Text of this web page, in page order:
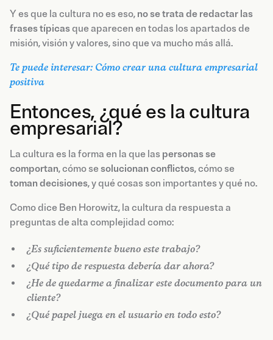
Y es que la cultura no es eso, no se trata de redactar las
frases típicasque aparecen en todas los apartados de
misión, visión y valores, sino que va mucho más allá.
Te puede interesar: Cómo crear una cultura empresarial
positiva
Entonces, ¿qué es la cultura
empresarial?
La cultura es la forma en la que las personasse
comportan, cómo sesolucionan conflictos, cómo se
toman decisiones, y qué cosas son importantes y qué no.
Como dice Ben Horowitz, la cultura da respuesta a
preguntas de alta complejidad como:
¿Es suficientemente bueno este trabajo?
¿Qué tipo de respuesta debería dar ahora?
¿He de quedarme a finalizar este documento para un
cliente?
¿Qué papel juega en el usuario en todo esto?